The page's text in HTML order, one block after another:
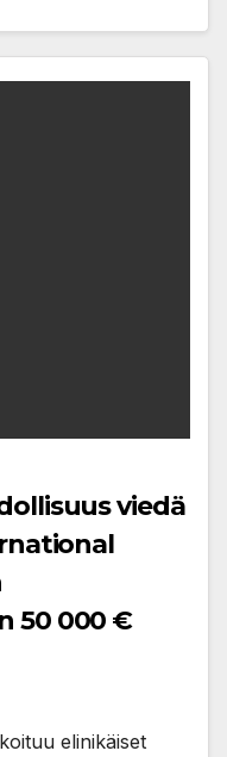
viedä
50 000 €
elinikäiset